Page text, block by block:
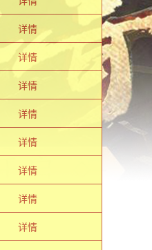
详情
详情
详情
详情
详情
详情
详情
详情